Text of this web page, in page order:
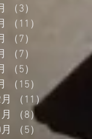
（3）
（11）
（7）
（7）
（5）
5件の記事
（15）
15件の記事
（11）11件の記事
（8）
（5）
5件の記事